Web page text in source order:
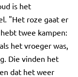
is het
"Het roze gaat er
twee kampen:
het vroeger was,
Die vinden het
dat het weer